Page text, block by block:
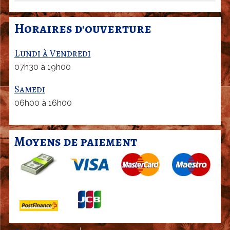
a
e
m
a
n
d
e
s
é
c
a
é
a
n
g
a
e
Horaires d'ouverture
Lundi à Vendredi
07h30 à 19h00
Samedi
06h00 à 16h00
Moyens de paiement